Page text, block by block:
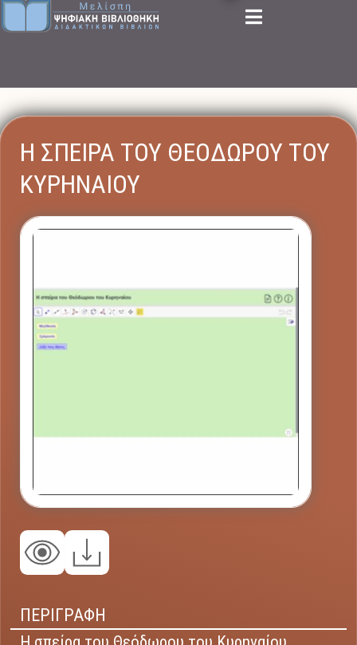
Η ΣΠΕΙΡΑ ΤΟΥ ΘΕΟΔΩΡΟΥ ΤΟΥ
ΚΥΡΗΝΑΙΟΥ
ΠΕΡΙΓΡΑΦΗ